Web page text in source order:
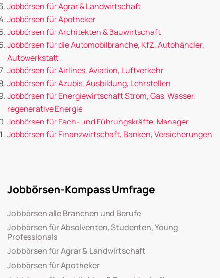
Jobbörsen für Agrar & Landwirtschaft
Jobbörsen für Apotheker
Jobbörsen für Architekten & Bauwirtschaft
Jobbörsen für die Automobilbranche, KfZ, Autohändler,
Autowerkstatt
Jobbörsen für Airlines, Aviation, Luftverkehr
Jobbörsen für Azubis, Ausbildung, Lehrstellen
Jobbörsen für Energiewirtschaft Strom, Gas, Wasser,
regenerative Energie
Jobbörsen für Fach- und Führungskräfte, Manager
Jobbörsen für Finanzwirtschaft, Banken, Versicherungen
Jobbörsen-Kompass Umfrage
Jobbörsen alle Branchen und Berufe
Jobbörsen für Absolventen, Studenten, Young
Professionals
Jobbörsen für Agrar & Landwirtschaft
Jobbörsen für Apotheker